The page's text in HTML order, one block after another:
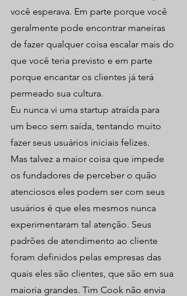
você esperava. Em parte porque você
geralmente pode encontrar maneiras
de fazer qualquer coisa escalar mais do
que você teria previsto e em parte
porque encantar os clientes já terá
permeado sua cultura.
Eu nunca vi uma startup atraída para
um beco sem saída, tentando muito
fazer seus usuários iniciais felizes.
Mas talvez a maior coisa que impede
os fundadores de perceber o quão
atenciosos eles podem ser com seus
usuários é que eles mesmos nunca
experimentaram tal atenção. Seus
padrões de atendimento ao cliente
foram definidos pelas empresas das
quais eles são clientes, que são em sua
maioria grandes. Tim Cook não envia